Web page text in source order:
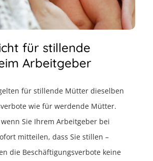
für stillende
Arbeitgeber
für stillende Mütter dieselben
wie für werdende Mütter.
Sie Ihrem Arbeitgeber bei
mitteilen, dass Sie stillen –
die Beschäftigungsverbote keine